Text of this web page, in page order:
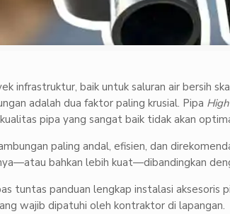
infrastruktur, baik untuk saluran air bersih
adalah dua faktor paling krusial. Pipa
pipa yang sangat baik tidak akan
paling andal, efisien, dan
bahkan lebih kuat—dibandingkan
tuntas panduan lengkap instalasi aksesoris
wajib dipatuhi oleh kontraktor di lapangan.